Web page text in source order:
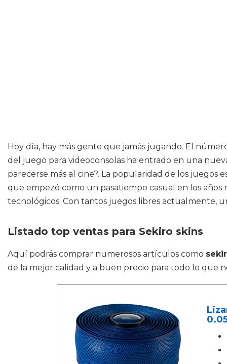
Hoy día, hay más gente que jamás jugando. El
del juego para videoconsolas ha entrado en una
parecerse más al cine?. La popularidad de los juegos
que empezó como un pasatiempo casual en los
tecnológicos. Con tantos juegos libres actualmente,
Listado top ventas para Sekiro skins
Aquí podrás comprar numerosos artículos como
de la mejor calidad y a buen precio para todo lo que